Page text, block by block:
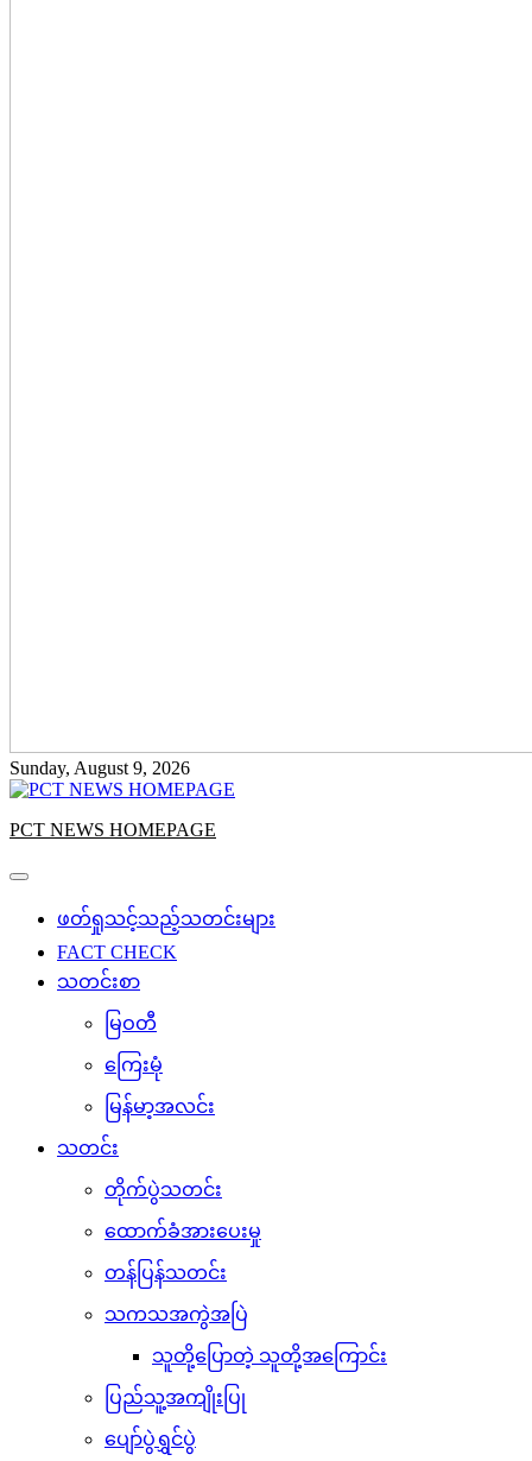
Sunday, August 9, 2026
PCT NEWS HOMEPAGE
ဖတ်ရှုသင့်သည့်သတင်းများ
FACT CHECK
သတင်းစာ
မြဝတီ
ကြေးမုံ
မြန်မာ့အလင်း
သတင်း
တိုက်ပွဲသတင်း
ထောက်ခံအားပေးမှု
တန်ပြန်သတင်း
သကသအကွဲအပြဲ
သူတို့ပြောတဲ့ သူတို့အကြောင်း
ပြည်သူ့အကျိုးပြု
ပျော်ပွဲရွှင်ပွဲ